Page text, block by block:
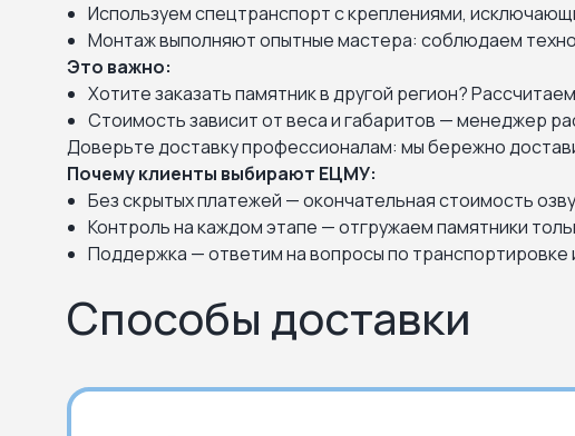
Используем спецтранспорт с креплениями,
Монтаж выполняют опытные мастера: соблюдаем
Это важно:
Хотите заказать памятник в другой регион?
Стоимость зависит от веса и габаритов — менеджер
Доверьте доставку профессионалам: мы бережно
Почему клиенты выбирают ЕЦМУ:
Без скрытых платежей — окончательная стоимость
Контроль на каждом этапе — отгружаем памятники
Поддержка — ответим на вопросы по транспортировке
Способы доставки